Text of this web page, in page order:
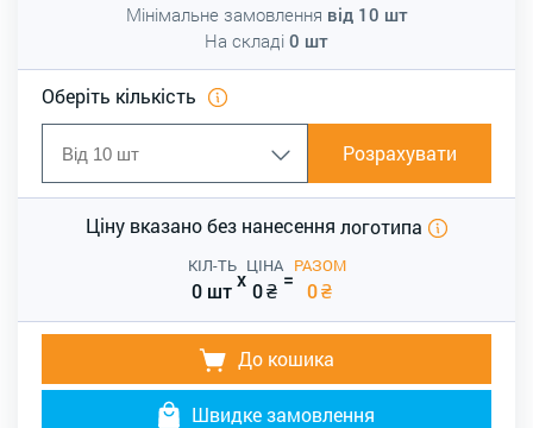
Мінімальне замовлення від 10 шт
На складі 0 шт
Оберіть кількість
Розрахувати
Ціну вказано без нанесення логотипа
КІЛ-ТЬ
0 штx
ЦІНА
0₴ =
РАЗОМ
0₴
До кошика
Швидке замовлення